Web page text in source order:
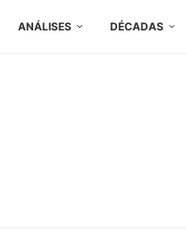
ANÁLISES DÉCADAS